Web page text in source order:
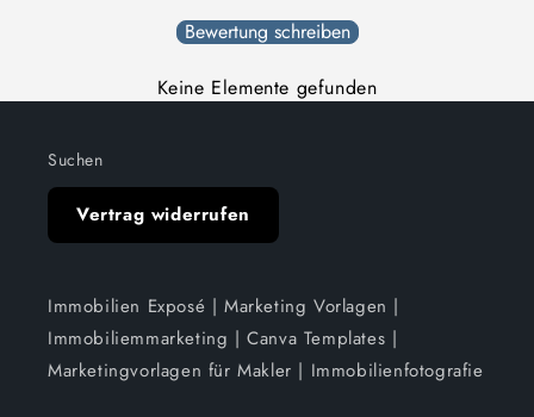
Bewertung schreiben
Keine Elemente gefunden
Suchen
Vertrag widerrufen
Immobilien Exposé | Marketing Vorlagen |
Immobiliemmarketing | Canva Templates |
Marketingvorlagen für Makler | Immobilienfotografie